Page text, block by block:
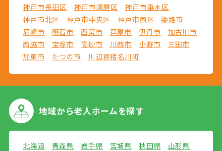
神戸市長田区
神戸市須磨区
神戸市垂水区
神戸市北区
神戸市中央区 神戸市西区
姫路市
尼崎市
明石市 西宮市 芦屋市 伊丹市
加古川市
西脇市
宝塚市 高砂市 川西市 小野市
三田市
加東市
たつの市 川辺郡猪名川町
地域から老人ホームを探す
北海道 青森県 岩手県 宮城県 秋田県
山形県